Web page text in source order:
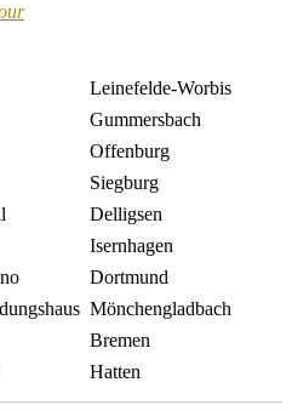
Leinefelde-Worbis
Gummersbach
Offenburg
Siegburg
Delligsen
Isernhagen
Dortmund
Mönchengladbach
Bremen
Hatten